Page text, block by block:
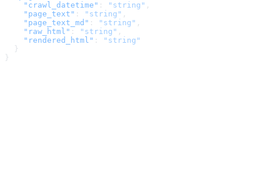
    "crawl_datetime"
: "string" ,
    "page_text"
: "string" ,
    "page_text_md"
: "string" ,
    "raw_html"
: "string" ,
    "rendered_html"
:
"string"
  }
}